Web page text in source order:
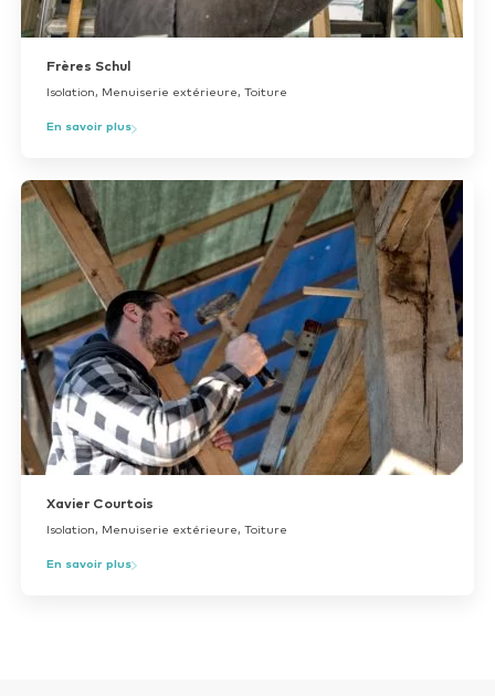
Frères Schul
Isolation, Menuiserie extérieure, Toiture
En savoir plus
Xavier Courtois
Isolation, Menuiserie extérieure, Toiture
En savoir plus